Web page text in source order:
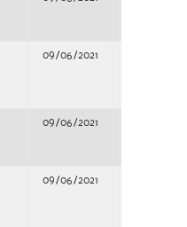
09/06/2021
09/06/2021
09/06/2021